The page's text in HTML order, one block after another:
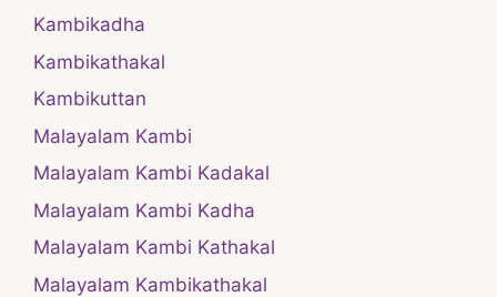
Kambikadha
Kambikathakal
Kambikuttan
Malayalam Kambi
Malayalam Kambi Kadakal
Malayalam Kambi Kadha
Malayalam Kambi Kathakal
Malayalam Kambikathakal